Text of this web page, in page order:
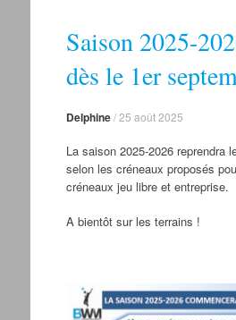
Saison 2025-
dès le 1er
Delphine/25 août 2025
La saison 2025-2026 reprendra
selon les créneaux proposés
créneaux jeu libre et entreprise.
A bientôt sur les terrains !